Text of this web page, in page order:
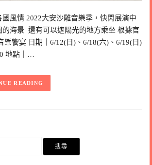
風情 2022大安沙雕音樂季，快閃展演中
的海景 還有可以遮陽光的地方乘坐 根據官
樂饗宴​ 日期｜6/12(日)、6/18(六)、6/19(日)​
地點｜…
READING